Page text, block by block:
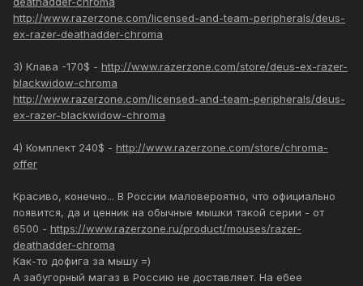
http://www.razerzone.com/licensed-and-team-peripherals/deus-
ex-razer-deathadder-chroma
3) Клава -170$ - http://www.razerzone.com/store/deus-ex-razer-
blackwidow-chroma
http://www.razerzone.com/licensed-and-team-peripherals/deus-
ex-razer-blackwidow-chroma
4) Комплект 240$ - http://www.razerzone.com/store/chroma-
offer
Красиво, конечно... В России маловероятно, что официально
появится, да и ценник на обычные мышки такой серии - от
6500 - https://www.razerzone.ru/product/mouses/razer-
deathadder-chroma
Как-то дофига за мышу =)
А забугорный магаз в Россию не доставляет. На ебее